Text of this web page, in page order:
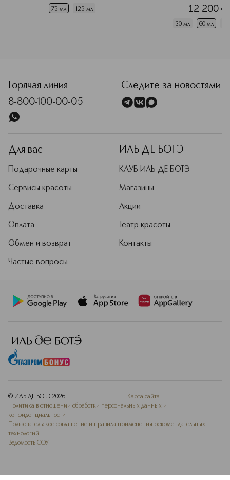
75 мл 125 мл 12 200 ¤
30 мл 60 мл
Горячая линия
8-800-100-00-05
Следите за новостями
Для вас
Подарочные карты
Сервисы красоты
Доставка
Оплата
Обмен и возврат
Частые вопросы
ИЛЬ ДЕ БОТЭ
КЛУБ ИЛЬ ДЕ БОТЭ
Магазины
Акции
Театр красоты
Контакты
© ИЛЬ ДЕ БОТЭ 2026
Карта сайта
Политика в отношении обработки персональных данных и
конфиденциальности
Пользовательское соглашение и правила применения рекомендательных
технологий
Ведомость СОУТ